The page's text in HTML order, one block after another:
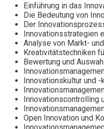
Einführung in das
Die Bedeutung von
Der
Innovationsstrategien
Analyse von Markt-
Kreativitätstechniken
Bewertung und
Innovationskultur und
Innovationscontrolling
Open Innovation und